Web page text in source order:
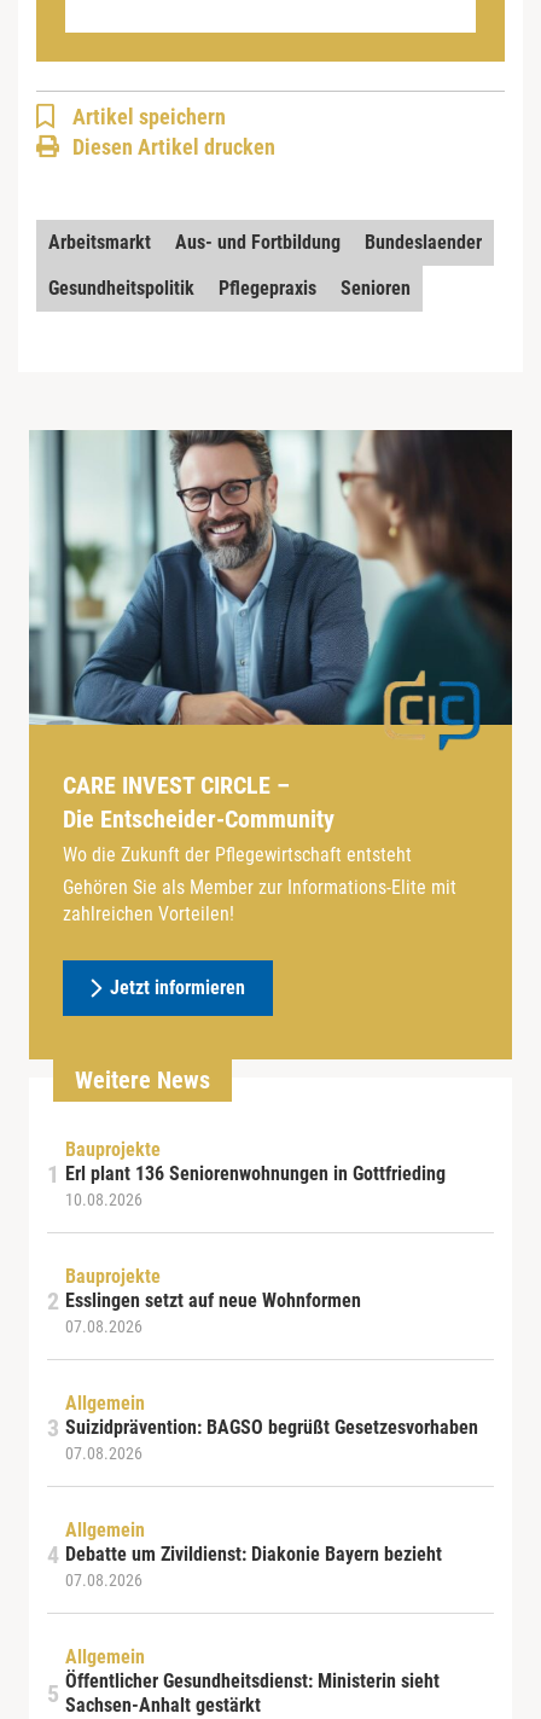
Artikel speichern
Diesen Artikel drucken
Arbeitsmarkt Aus- und Fortbildung
Bundeslaender
Gesundheitspolitik
Pflegepraxis Senioren
CARE INVEST CIRCLE –
Die Entscheider-Community
Wo die Zukunft der Pflegewirtschaft entsteht
Gehören Sie als Member zur Informations-Elite mit
zahlreichen Vorteilen!
Jetzt informieren
Weitere News
Bauprojekte
Erl plant 136 Seniorenwohnungen in Gottfrieding
10.08.2026
Bauprojekte
Esslingen setzt auf neue Wohnformen
07.08.2026
Allgemein
Suizidprävention: BAGSO begrüßt Gesetzesvorhaben
07.08.2026
Allgemein
Debatte um Zivildienst: Diakonie Bayern bezieht
07.08.2026
Allgemein
Öffentlicher Gesundheitsdienst: Ministerin sieht
Sachsen-Anhalt gestärkt